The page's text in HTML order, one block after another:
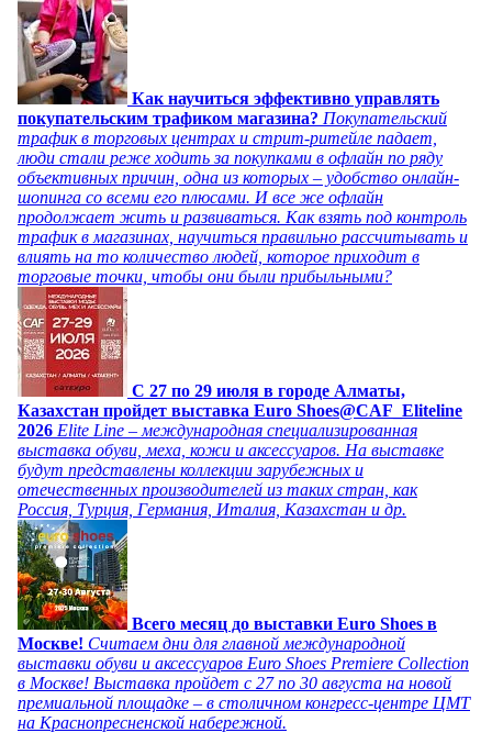
Как научиться эффективно управлять
покупательским трафиком магазина? Покупательский
трафик в торговых центрах и стрит-ритейле падает,
люди стали реже ходить за покупками в офлайн по ряду
объективных причин, одна из которых – удобство онлайн-
шопинга со всеми его плюсами. И все же офлайн
продолжает жить и развиваться. Как взять под контроль
трафик в магазинах, научиться правильно рассчитывать и
влиять на то количество людей, которое приходит в
торговые точки, чтобы они были прибыльными?
C 27 по 29 июля в городе Алматы,
Казахстан пройдет выставка Euro Shoes@CAF_Eliteline
2026 Elite Line – международная специализированная
выставка обуви, меха, кожи и аксессуаров. На выставке
будут представлены коллекции зарубежных и
отечественных производителей из таких стран, как
Россия, Турция, Германия, Италия, Казахстан и др.
Всего месяц до выставки Euro Shoes в
Москве! Считаем дни для главной международной
выставки обуви и аксессуаров Euro Shoes Premiere Collection
в Москве! Выставка пройдет с 27 по 30 августа на новой
премиальной площадке – в столичном конгресс-центре ЦМТ
на Краснопресненской набережной.